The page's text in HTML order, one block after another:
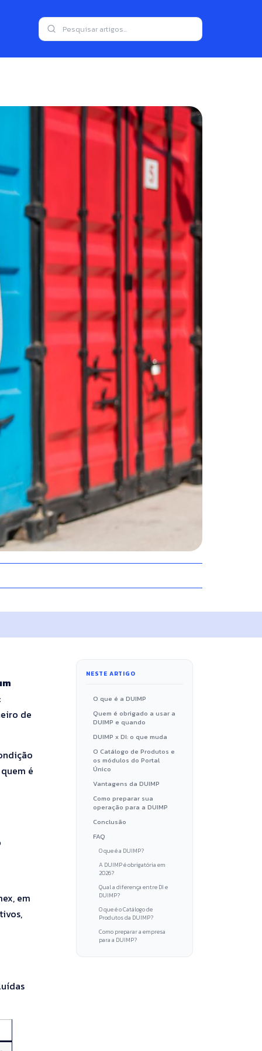
de
é
em
NESTE ARTIGO
O que é a DUIMP
Quem é obrigado a usar a
DUIMP e quando
DUIMP x DI: o que muda
O Catálogo de Produtos e
os módulos do Portal
Único
Vantagens da DUIMP
Como preparar sua
operação para a DUIMP
Conclusão
FAQ
O que é a DUIMP?
A DUIMP é obrigatória em
2026?
Qual a diferença entre DI e
DUIMP?
O que é o Catálogo de
Produtos da DUIMP?
Como preparar a empresa
para a DUIMP?